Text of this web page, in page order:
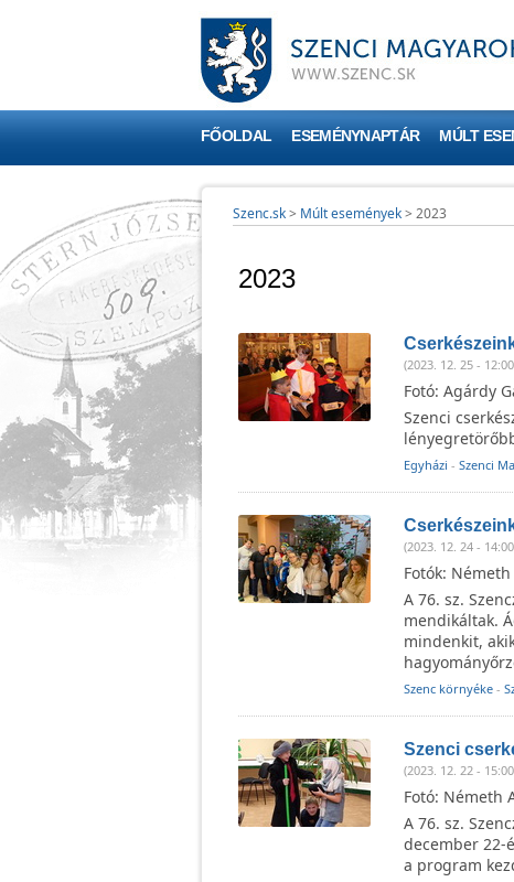
FŐOLDAL ESEMÉNYNAPTÁR MÚLT
Szenc.sk> Múlt események> 2023
2023
(2023. 12. 25 -
Fotó: Agárdy
Szenci
Egyházi - Szenci
(2023. 12. 24 -
Fotók:
A 76. sz.
mendikáltak.
mindenkit,
Szenc környéke-
Szenci
(2023. 12. 22 -
Fotó: Németh
A 76. sz.
december 22-
a program